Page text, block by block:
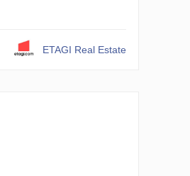
ETAGI Real Estate